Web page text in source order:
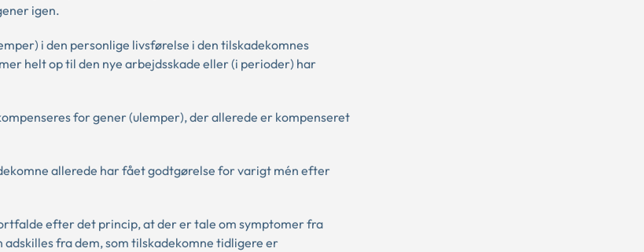
igen.
i den personlige livsførelse i den tilskadekomnes
helt op til den nye arbejdsskade eller (i perioder) har
for gener (ulemper), der allerede er kompenseret
allerede har fået godtgørelse for varigt mén efter
efter det princip, at der er tale om symptomer fra
fra dem, som tilskadekomne tidligere er